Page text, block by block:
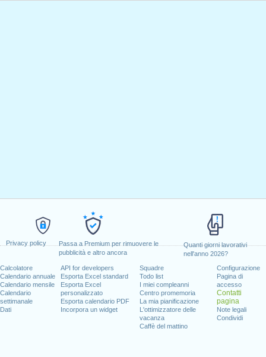
Privacy policy
Passa a Premium per rimuovere le
pubblicità e altro ancora
Quanti giorni lavorativi
nell'anno 2026?
Calcolatore
Calendario annuale
Calendario mensile
Calendario
settimanale
Dati
API for developers
Esporta Excel standard
Esporta Excel
personalizzato
Esporta calendario PDF
Incorpora un widget
Squadre
Todo list
I miei compleanni
Centro promemoria
La mia pianificazione
L'ottimizzatore delle
vacanza
Caffè del mattino
Configurazione
Pagina di
accesso
Contatti
pagina
Note legali
Condividi